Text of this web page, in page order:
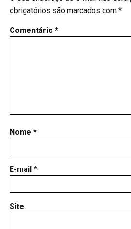
obrigatórios são marcados com *
Comentário *
Nome *
E-mail *
Site